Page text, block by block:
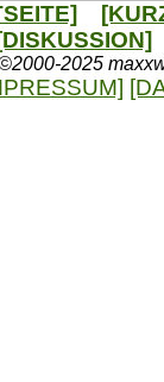
[DISKUSSION]
2025